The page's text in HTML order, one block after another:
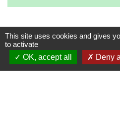
This site uses cookies and gives
to activate
OK, accept all
Deny